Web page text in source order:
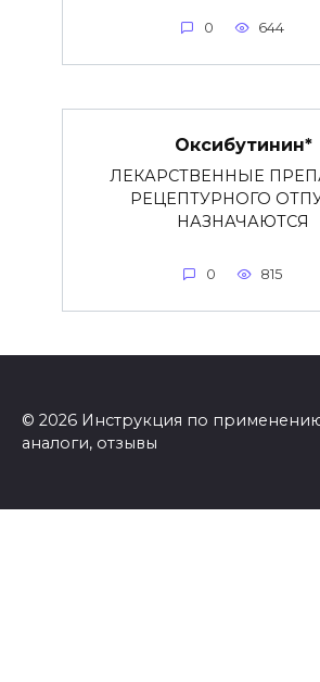
0 644
Оксибутинин*
ЛЕКАРСТВЕННЫЕ
РЕЦЕПТУРНОГО
НАЗНАЧАЮТСЯ
0 815
© 2026 Инструкция по
аналоги, отзывы